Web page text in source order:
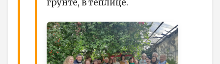
грунте, в теплице.